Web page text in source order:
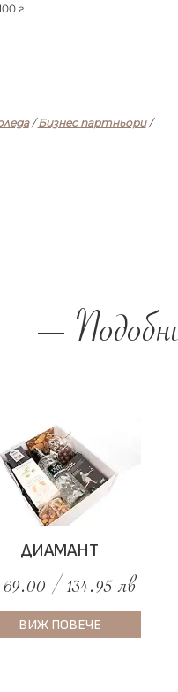
г
/Бизнес партньори/
ДИАМАНТ
/ 134.95 лв
ВИЖ ПОВЕЧЕ